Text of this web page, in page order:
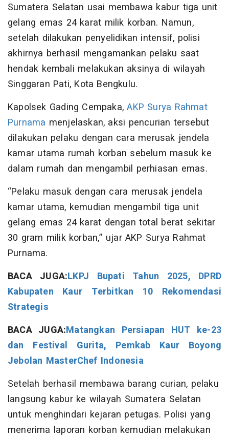
Sumatera Selatan usai membawa kabur tiga unit
gelang emas 24 karat milik korban. Namun,
setelah dilakukan penyelidikan intensif, polisi
akhirnya berhasil mengamankan pelaku saat
hendak kembali melakukan aksinya di wilayah
Singgaran Pati, Kota Bengkulu.
Kapolsek Gading Cempaka,AKP Surya Rahmat
Purnama menjelaskan, aksi pencurian tersebut
dilakukan pelaku dengan cara merusak jendela
kamar utama rumah korban sebelum masuk ke
dalam rumah dan mengambil perhiasan emas.
“Pelaku masuk dengan cara merusak jendela
kamar utama, kemudian mengambil tiga unit
gelang emas 24 karat dengan total berat sekitar
30 gram milik korban,” ujar AKP Surya Rahmat
Purnama.
BACA JUGA:LKPJ Bupati Tahun 2025, DPRD
Kabupaten Kaur Terbitkan 10 Rekomendasi
Strategis
BACA JUGA:Matangkan Persiapan HUT ke-23
dan Festival Gurita, Pemkab Kaur Boyong
Jebolan MasterChef Indonesia
Setelah berhasil membawa barang curian, pelaku
langsung kabur ke wilayah Sumatera Selatan
untuk menghindari kejaran petugas. Polisi yang
menerima laporan korban kemudian melakukan